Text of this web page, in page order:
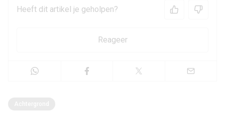
Heeft dit artikel je geholpen?
Reageer